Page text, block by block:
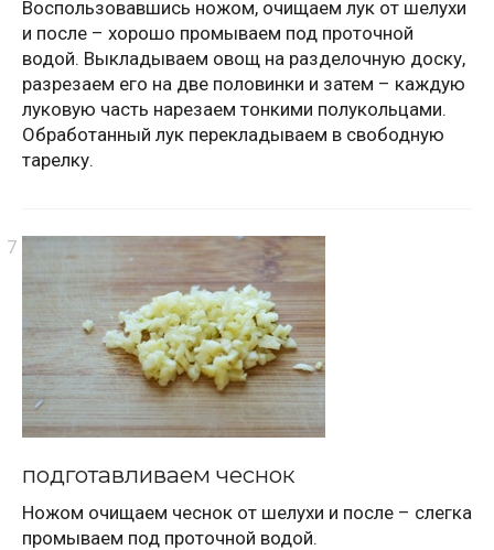
Воспользовавшись ножом, очищаем лук от шелухи
и после – хорошо промываем под проточной
водой. Выкладываем овощ на разделочную доску,
разрезаем его на две половинки и затем – каждую
луковую часть нарезаем тонкими полукольцами.
Обработанный лук перекладываем в свободную
тарелку.
подготавливаем чеснок
Ножом очищаем чеснок от шелухи и после – слегка
промываем под проточной водой.